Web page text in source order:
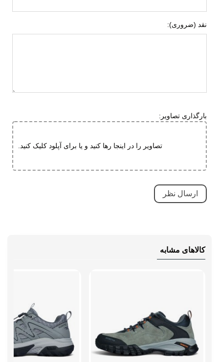
نقد (ضروری):
بارگذاری تصاویر:
تصاویر را در اینجا رها کنید و یا برای آپلود کلیک کنید.
کالاهای مشابه